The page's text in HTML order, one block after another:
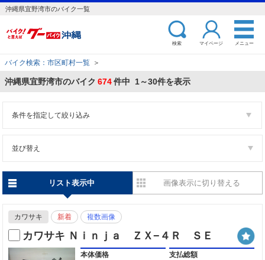
沖縄県宜野湾市のバイク一覧
検索 マイページ メニュー
バイク検索：市区町村一覧 ＞
沖縄県宜野湾市のバイク 674件中 1～30件を表示
条件を指定して絞り込み
並び替え
リスト表示中 画像表示に切り替える
カワサキ 新着 複数画像
カワサキ Ｎｉｎｊａ ＺＸ−４Ｒ ＳＥ
本体価格 支払総額